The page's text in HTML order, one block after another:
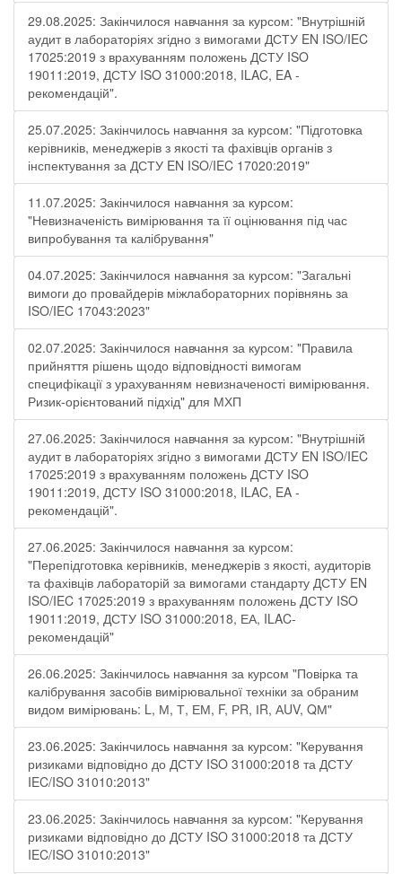
29.08.2025: Закінчилося навчання за курсом: "Внутрішній
аудит в лабораторіях згідно з вимогами ДСТУ EN ISO/IEC
17025:2019 з врахуванням положень ДСТУ ISO
19011:2019, ДСТУ ISO 31000:2018, ILAC, EA -
рекомендацій".
25.07.2025: Закінчилось навчання за курсом: "Підготовка
керівників, менеджерів з якості та фахівців органів з
інспектування за ДСТУ EN ISO/IEC 17020:2019"
11.07.2025: Закінчилося навчання за курсом:
"Невизначеність вимірювання та її оцінювання під час
випробування та калібрування"
04.07.2025: Закінчилося навчання за курсом: "Загальні
вимоги до провайдерів міжлабораторних порівнянь за
ISO/IEC 17043:2023"
02.07.2025: Закінчилося навчання за курсом: "Правила
прийняття рішень щодо відповідності вимогам
специфікації з урахуванням невизначеності вимірювання.
Ризик-орієнтований підхід" для МХП
27.06.2025: Закінчилося навчання за курсом: "Внутрішній
аудит в лабораторіях згідно з вимогами ДСТУ EN ISO/IEC
17025:2019 з врахуванням положень ДСТУ ISO
19011:2019, ДСТУ ISO 31000:2018, ILAC, EA -
рекомендацій".
27.06.2025: Закінчилося навчання за курсом:
"Перепідготовка керівників, менеджерів з якості, аудиторів
та фахівців лабораторій за вимогами стандарту ДСТУ EN
ISO/IEC 17025:2019 з врахуванням положень ДСТУ ISO
19011:2019, ДСТУ ISO 31000:2018, ЕА, ILAC-
рекомендацій"
26.06.2025: Закінчилось навчання за курсом "Повірка та
калібрування засобів вимірювальної техніки за обраним
видом вимірювань: L, М, Т, ЕМ, F, РR, ІR, АUV, QМ"
23.06.2025: Закінчилось навчання за курсом: "Керування
ризиками відповідно до ДСТУ ISO 31000:2018 та ДСТУ
IEC/ISO 31010:2013"
23.06.2025: Закінчилось навчання за курсом: "Керування
ризиками відповідно до ДСТУ ISO 31000:2018 та ДСТУ
IEC/ISO 31010:2013"